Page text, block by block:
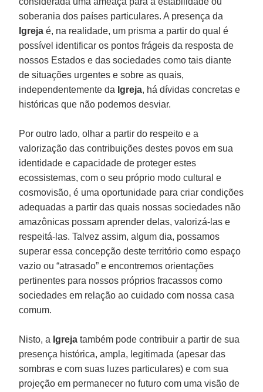
soberania dos países particulares. A presença da
Igreja é, na realidade, um prisma a partir do qual é
possível identificar os pontos frágeis da resposta de
nossos Estados e das sociedades como tais diante
de situações urgentes e sobre as quais,
independentemente da Igreja, há dívidas concretas e
históricas que não podemos desviar.
Por outro lado, olhar a partir do respeito e a
valorização das contribuições destes povos em sua
identidade e capacidade de proteger estes
ecossistemas, com o seu próprio modo cultural e
cosmovisão, é uma oportunidade para criar condições
adequadas a partir das quais nossas sociedades não
amazônicas possam aprender delas, valorizá-las e
respeitá-las. Talvez assim, algum dia, possamos
superar essa concepção deste território como espaço
vazio ou “atrasado” e encontremos orientações
pertinentes para nossos próprios fracassos como
sociedades em relação ao cuidado com nossa casa
comum.
Nisto, a Igreja também pode contribuir a partir de sua
presença histórica, ampla, legitimada (apesar das
sombras e com suas luzes particulares) e com sua
projeção em permanecer no futuro com uma visão de